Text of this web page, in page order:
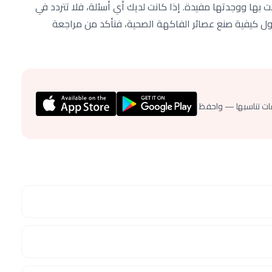
ووجدتها مفيدة. إذا كانت لديك أي أسئلة، فلا تتردد في
كيفية صنع عصائر الفاكهة الصحية، فتأكد من مراجعة
تناسبها — واحفظ